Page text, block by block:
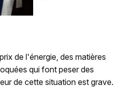
de l'énergie, des matières
qui font peser des
de cette situation est grave.